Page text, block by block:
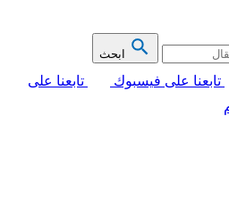
ابحث
تابعنا على فيسبوك
تابعنا على